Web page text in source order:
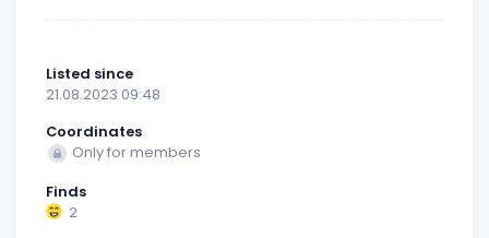
Listed since
21.08.2023 09:48
Coordinates
Only for members
Finds
2